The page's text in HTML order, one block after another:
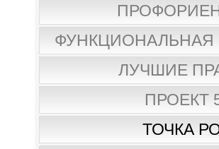
ФУНКЦИОНАЛЬНАЯ
ЛУЧШИЕ
ПРОЕКТ
ТОЧКА